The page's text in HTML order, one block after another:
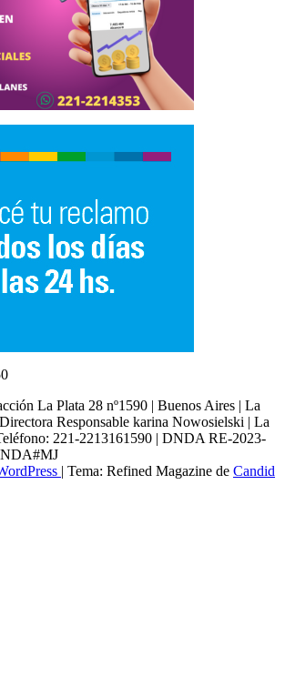
La Plata 28 nº1590 | Buenos Aires | La
Responsable karina Nowosielski | La
221-2213161590 | DNDA RE-2023-
| Tema: Refined Magazine de Candid